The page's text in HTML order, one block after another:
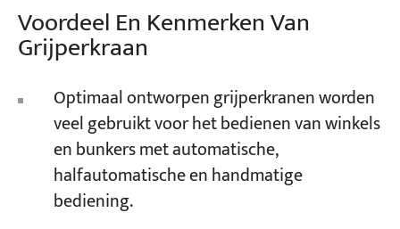
Voordeel En Kenmerken Van
Grijperkraan
Optimaal ontworpen grijperkranen worden
veel gebruikt voor het bedienen van winkels
en bunkers met automatische,
halfautomatische en handmatige
bediening.